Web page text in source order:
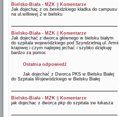
Bielsko-Biała - MZK
Komentarze
Jak dojechaç z os.beskidzkiego kładka do campusu
na ul.willowej 2 w bielsku
Bielsko-Biała - MZK
Komentarze
Jak dojechać z dworca głównego w bielsku białym
do szpitala wojewódzkiego pod Szyndzielnią ul. Armii
krajowej i czym najlepiej jechać i szybko dziękuję
bardzo za pomoc
Ostatnia odpowiedź
Jak dojechać z Dworca PKS w Bielsku Białej
do Szpitala Wojewódzkiego w Bielsku Białej
Bielsko-Biała - MZK
Komentarze
jak dojechac z dworca pkp do szpitala sw łukasza